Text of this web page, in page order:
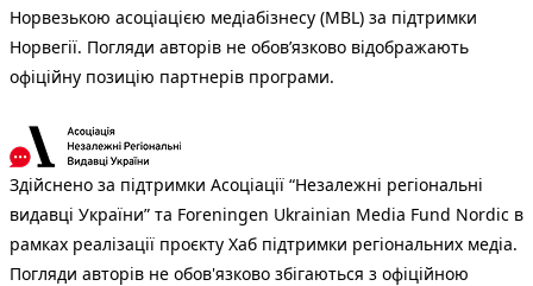
Норвезькою асоціацією медіабізнесу (MBL) за підтримки
Норвегії. Погляди авторів не обов’язково відображають
офіційну позицію партнерів програми.
Здійснено за підтримки Асоціації “Незалежні регіональні
видавці України” та Foreningen Ukrainian Media Fund Nordic в
рамках реалізації проєкту Хаб підтримки регіональних медіа.
Погляди авторів не обов'язково збігаються з офіційною